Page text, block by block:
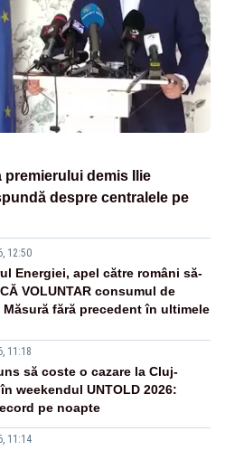
premierului demis Ilie
despre centralele pe
12:50
Energiei, apel către români să-
VOLUNTAR consumul de
Măsură fără precedent în ultimele
11:18
să coste o cazare la Cluj-
weekendul UNTOLD 2026:
pe noapte
11:14